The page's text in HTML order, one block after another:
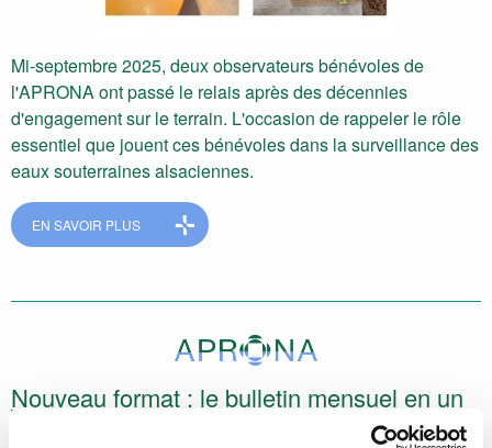
Mi-septembre 2025, deux observateurs bénévoles de
l'APRONA ont passé le relais après des décennies
d'engagement sur le terrain. L'occasion de rappeler le rôle
essentiel que jouent ces bénévoles dans la surveillance des
eaux souterraines alsaciennes.
EN SAVOIR PLUS
Nouveau format : le bulletin mensuel en un